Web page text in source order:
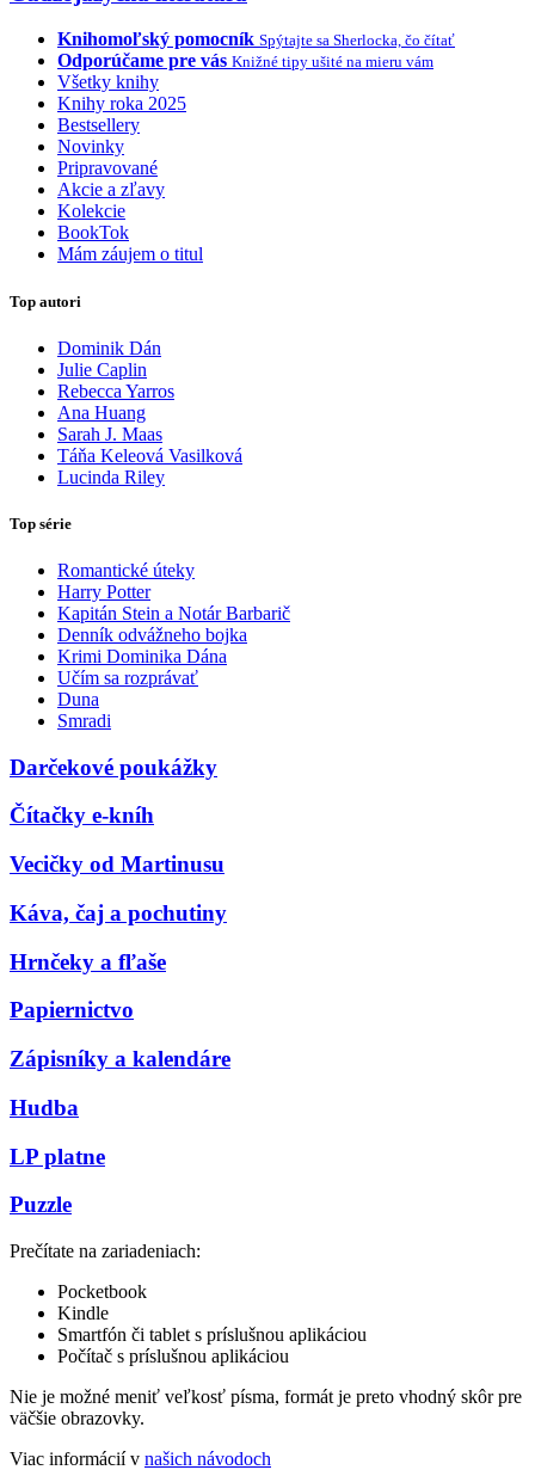
Knihomoľský pomocník Spýtajte sa Sherlocka, čo čítať
Odporúčame pre vás Knižné tipy ušité na mieru vám
Všetky knihy
Knihy roka 2025
Bestsellery
Novinky
Pripravované
Akcie a zľavy
Kolekcie
BookTok
Mám záujem o titul
Top autori
Dominik Dán
Julie Caplin
Rebecca Yarros
Ana Huang
Sarah J. Maas
Táňa Keleová Vasilková
Lucinda Riley
Top série
Romantické úteky
Harry Potter
Kapitán Stein a Notár Barbarič
Denník odvážneho bojka
Krimi Dominika Dána
Učím sa rozprávať
Duna
Smradi
Darčekové poukážky
Čítačky e-kníh
Vecičky od Martinusu
Káva, čaj a pochutiny
Hrnčeky a fľaše
Papiernictvo
Zápisníky a kalendáre
Hudba
LP platne
Puzzle
Prečítate na zariadeniach:
Pocketbook
Kindle
Smartfón či tablet s príslušnou aplikáciou
Počítač s príslušnou aplikáciou
Nie je možné meniť veľkosť písma, formát je preto vhodný skôr pre
väčšie obrazovky.
Viac informácií v našich návodoch